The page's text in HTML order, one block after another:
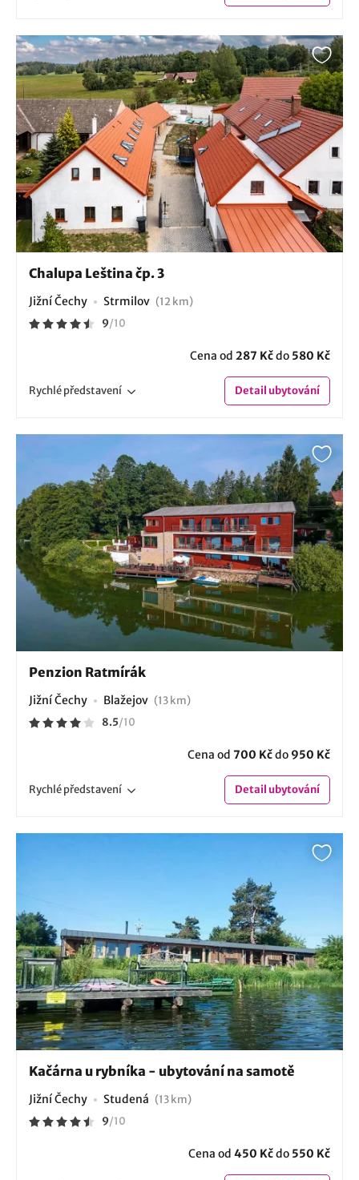
Chalupa Leština čp. 3
Jižní Čechy Strmilov (12 km)
9/10
Cena od 287 Kčdo 580 Kč
Rychlépředstavení Detailubytování
Penzion Ratmírák
Jižní Čechy Blažejov (13 km)
8.5/10
Cena od 700 Kčdo 950 Kč
Rychlépředstavení Detailubytování
Kačárna u rybníka - ubytování na samotě
Jižní Čechy Studená (13 km)
9/10
Cena od 450 Kčdo 550 Kč